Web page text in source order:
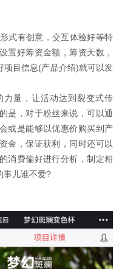
式有创意，交互体验好等特
置好筹资金额，筹资天数，
项目信息(产品介绍)就可以发
力量，让活动达到裂变式传
是，对于粉丝来说，可以通
或是能够以优惠价购买到产
金，保证获利，同时还可以
消费偏好进行分析，制定相
事儿谁不爱?